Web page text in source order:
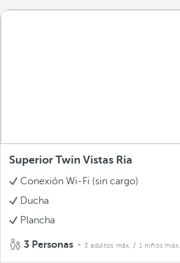
Superior Twin Vistas Ria
Conexión Wi-Fi (sin cargo)
Ducha
Plancha
3 Personas 3 adultos máx. / 1 niños máx.